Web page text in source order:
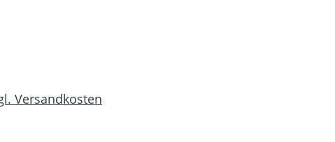
Versandkosten